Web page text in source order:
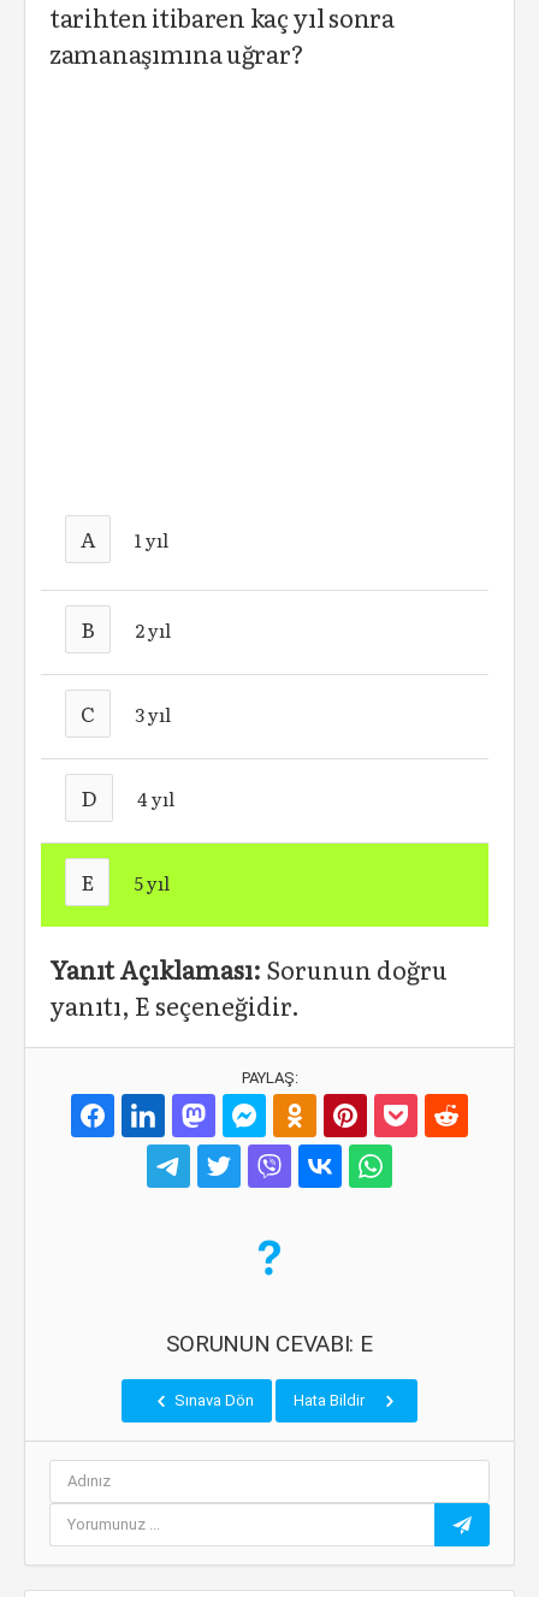
tarihten itibaren kaç yıl sonra
zamanaşımına uğrar?
A 1 yıl
B 2 yıl
C 3 yıl
D 4 yıl
E 5 yıl
Yanıt Açıklaması: Sorunun doğru
yanıtı, E seçeneğidir.
PAYLAŞ:
SORUNUN CEVABI: E
Sınava Dön Hata Bildir